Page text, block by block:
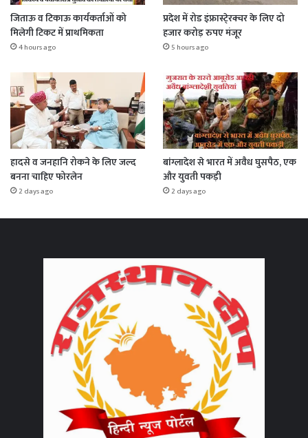
जिताऊ व टिकाऊ कार्यकर्ताओं को
मिलेगी टिकट में प्राथमिकता
4 hours ago
प्रदेश में रोड इंफ्रास्टे्रक्चर के लिए दो
हजार करोड़ रुपए मंजूर
5 hours ago
हादसे व जनहानि रोकने के लिए जल्द
बनना चाहिए फोरलेन
2 days ago
बांग्लादेश से भारत में अवैध घुसपैठ, एक
और युवती पकड़ी
2 days ago